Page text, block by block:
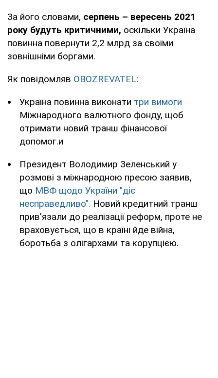
За його словами, серпень – вересень 2021
року будуть критичними, оскільки Україна
повинна повернути 2,2 млрд за своїми
зовнішніми боргами.
Як повідомляв OBOZREVATEL:
Україна повинна виконати три вимоги
Міжнародного валютного фонду, щоб
отримати новий транш фінансової
допомог.и
Президент Володимир Зеленський у
розмові з міжнародною пресою заявив,
що МВФ щодо України "діє
несправедливо". Новий кредитний транш
прив'язали до реалізації реформ, проте не
враховується, що в країні йде війна,
боротьба з олігархами та корупцією.